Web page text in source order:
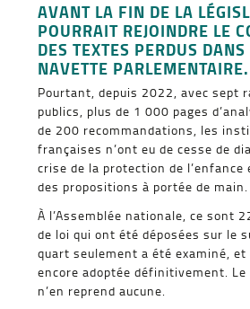
AVANT LA FIN DE LA
POURRAIT REJOINDRE LE
DES TEXTES PERDUS DANS
NAVETTE PARLEMENTAIRE.
Pourtant, depuis 2022, avec sept
publics, plus de 1 000 pages
de 200 recommandations, les
françaises n’ont eu de cesse de
crise de la protection de
des propositions à portée de main.
À l’Assemblée nationale, ce sont
de loi qui ont été déposées sur le
quart seulement a été examiné, et
encore adoptée définitivement. Le
n’en reprend aucune.